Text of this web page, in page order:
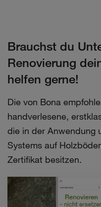
Brauchst du
Renovierung
helfen gerne!
Die von Bona
handverlesene,
die in der Anwendung
Systems auf
Zertifikat besitzen.